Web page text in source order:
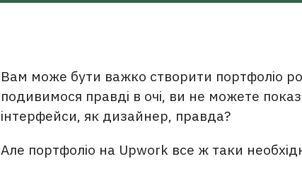
Вам може бути важко створити портфоліо
подивимося правді в очі, ви не можете
інтерфейси, як дизайнер, правда?
Але портфоліо на Upwork все ж таки